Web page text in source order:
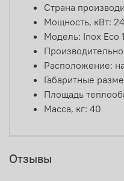
Страна
Мощность, кВт: 24
Модель: Inox Eco
Расположение:
Габаритные
Площадь
Масса, кг: 40
Отзывы